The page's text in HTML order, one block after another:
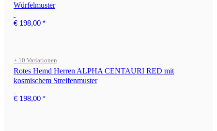
Würfelmuster
€ 198,00 *
+ 10 Variationen
Rotes Hemd Herren ALPHA CENTAURI RED mit
kosmischem Streifenmuster
€ 198,00 *